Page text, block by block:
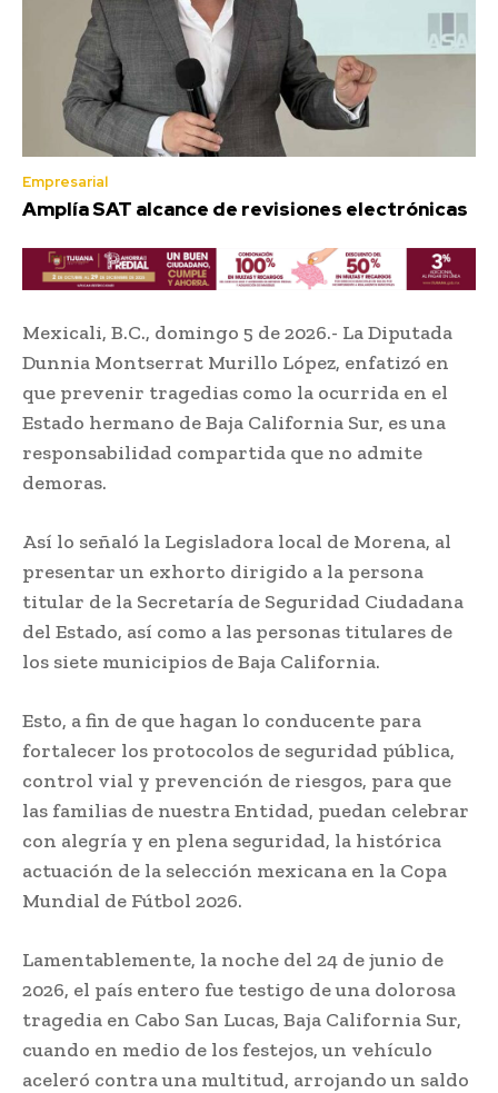
Empresarial
Amplía SAT alcance de revisiones electrónicas
Mexicali, B.C., domingo 5 de 2026.- La Diputada
Dunnia Montserrat Murillo López, enfatizó en
que prevenir tragedias como la ocurrida en el
Estado hermano de Baja California Sur, es una
responsabilidad compartida que no admite
demoras.
Así lo señaló la Legisladora local de Morena, al
presentar un exhorto dirigido a la persona
titular de la Secretaría de Seguridad Ciudadana
del Estado, así como a las personas titulares de
los siete municipios de Baja California.
Esto, a fin de que hagan lo conducente para
fortalecer los protocolos de seguridad pública,
control vial y prevención de riesgos, para que
las familias de nuestra Entidad, puedan celebrar
con alegría y en plena seguridad, la histórica
actuación de la selección mexicana en la Copa
Mundial de Fútbol 2026.
Lamentablemente, la noche del 24 de junio de
2026, el país entero fue testigo de una dolorosa
tragedia en Cabo San Lucas, Baja California Sur,
cuando en medio de los festejos, un vehículo
aceleró contra una multitud, arrojando un saldo